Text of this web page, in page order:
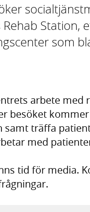
Station,
som
arbete
besöket
träffa
med
tid för media.